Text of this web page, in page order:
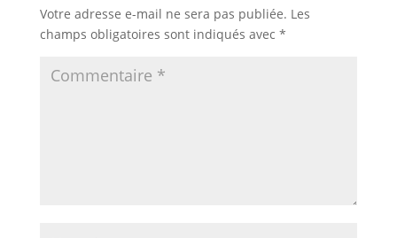
Votre adresse e-mail ne sera pas publiée. Les
champs obligatoires sont indiqués avec *